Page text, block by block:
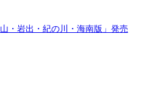
・岩出・紀の川・海南版」発売